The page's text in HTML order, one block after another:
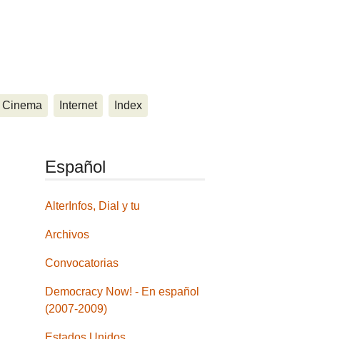
Cinema Internet Index
Español
AlterInfos, Dial y tu
Archivos
Convocatorias
Democracy Now! - En español
(2007-2009)